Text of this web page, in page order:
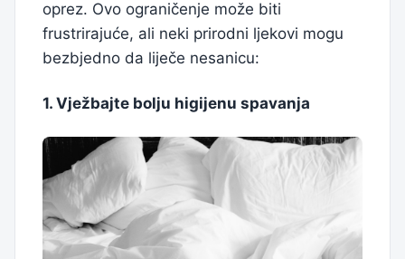
oprez. Ovo ograničenje može biti
frustrirajuće, ali neki prirodni ljekovi mogu
bezbjedno da liječe nesanicu:
1. Vježbajte bolju higijenu spavanja